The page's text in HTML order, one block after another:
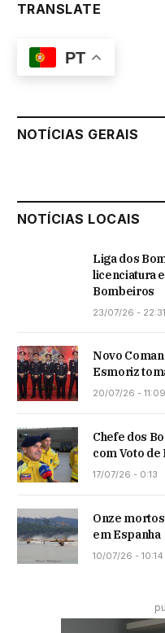
TRANSLATE
PT
NOTÍCIAS GERAIS
NOTÍCIAS LOCAIS
Liga dos
licenciatura
Bombeiros
23/07/26 - 22:31
Novo
Esmoriz
20/07/26 - 11:09
Chefe dos
com Voto
17/07/26 - 0:13
Onze
em Espanha
10/07/26 - 10:14